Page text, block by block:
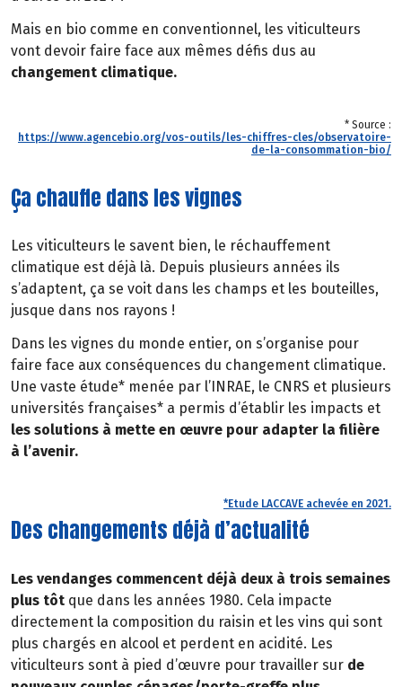
Mais en bio comme en conventionnel, les viticulteurs
vont devoir faire face aux mêmes défis dus au
changement climatique.
* Source :
https://www.agencebio.org/vos-outils/les-chiffres-cles/observatoire-
de-la-consommation-bio/
Ça chauffe dans les vignes
Les viticulteurs le savent bien, le réchauffement
climatique est déjà là. Depuis plusieurs années ils
s’adaptent, ça se voit dans les champs et les bouteilles,
jusque dans nos rayons !
Dans les vignes du monde entier, on s’organise pour
faire face aux conséquences du changement climatique.
Une vaste étude* menée par l’INRAE, le CNRS et plusieurs
universités françaises* a permis d’établir les impacts et
les solutions à mette en œuvre pour adapter la filière
à l’avenir.
*Etude LACCAVE achevée en 2021.
Des changements déjà d’actualité
Les vendanges commencent déjà deux à trois semaines
plus tôt que dans les années 1980. Cela impacte
directement la composition du raisin et les vins qui sont
plus chargés en alcool et perdent en acidité. Les
viticulteurs sont à pied d’œuvre pour travailler sur de